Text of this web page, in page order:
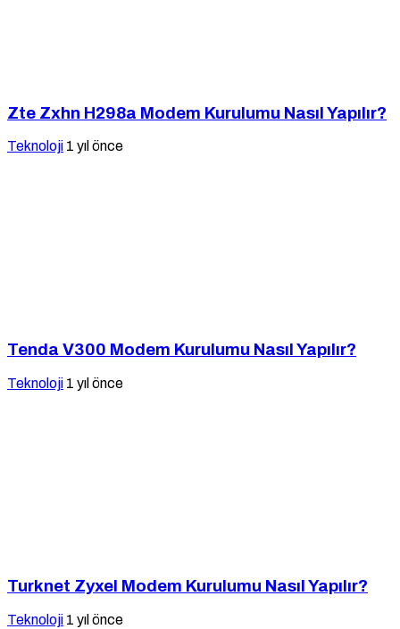
Zte Zxhn H298a Modem Kurulumu Nasıl Yapılır?
Teknoloji 1 yıl önce
Tenda V300 Modem Kurulumu Nasıl Yapılır?
Teknoloji 1 yıl önce
Turknet Zyxel Modem Kurulumu Nasıl Yapılır?
Teknoloji 1 yıl önce